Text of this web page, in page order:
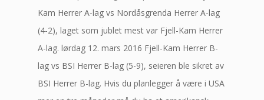
Kam Herrer A-lag vs Nordåsgrenda Herrer A-lag
(4-2), laget som jublet mest var Fjell-Kam Herrer
A-lag. lørdag 12. mars 2016 Fjell-Kam Herrer B-
lag vs BSI Herrer B-lag (5-9), seieren ble sikret av
BSI Herrer B-lag. Hvis du planlegger å være i USA